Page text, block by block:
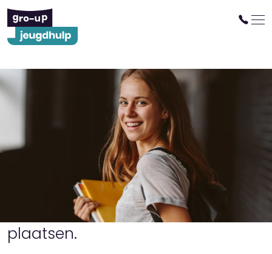
gro-up jeugdhulp in regio
Rotterdam (Rijnmond)
In de regio Rotterdam, ook wel
bekend als Rijnmond, biedt gro-
up jeugdhulp aan. Niet alleen in
Rotterdam, maar ook in andere
plaatsen.